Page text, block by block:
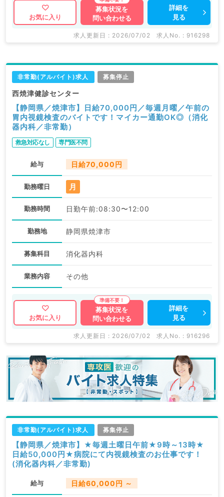
お気に入り
募集状況を
問い合わせる
詳細を
見る
求人更新日 : 2026/07/02 求人No. : 916298
非常勤(アルバイト)求人 募集停止
西焼津健診センター
【静岡県／焼津市】日給70,000円／毎週月曜／午前の
胃内視鏡検査のバイトです！マイカー通勤OK◎（消化
器内科／非常勤）
救急対応なし 専門医不問
給与 日給70,000円
勤務曜日 月
勤務時間 日勤午前:08:30〜12:00
勤務地 静岡県焼津市
募集科目 消化器内科
業務内容 その他
お気に入り
募集状況を
問い合わせる
詳細を
見る
求人更新日 : 2026/07/02 求人No. : 916296
非常勤(アルバイト)求人 募集停止
【静岡県／焼津市】★毎週土曜日午前★9時～13時★
日給50,000円★病院にて内視鏡検査のお仕事です！
(消化器内科／非常勤)
給与 日給60,000円 ～